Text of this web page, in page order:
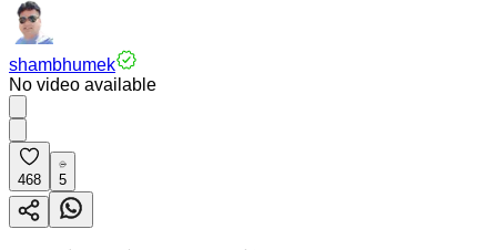
shambhumek
No video available
468 5